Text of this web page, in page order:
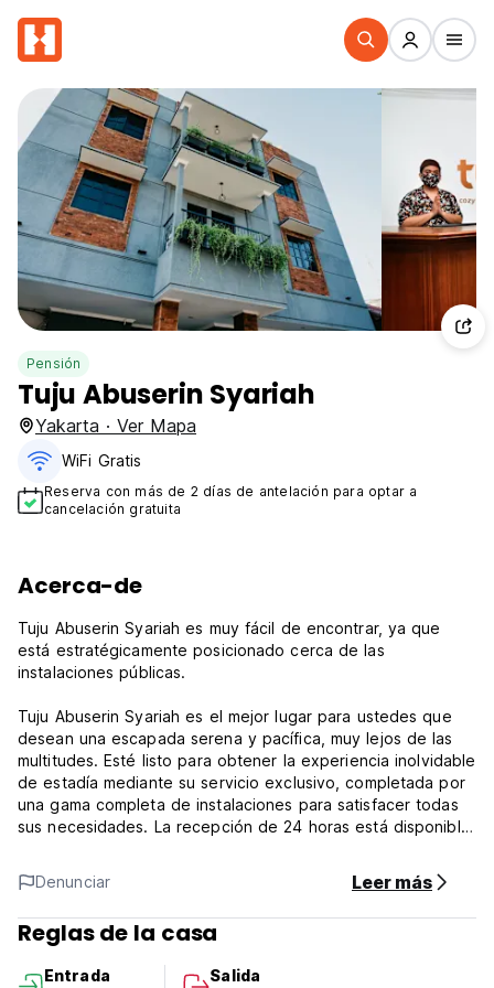
Pensión
Tuju Abuserin Syariah
Yakarta · Ver Mapa
WiFi Gratis
Reserva con más de 2 días de antelación para optar a
cancelación gratuita
Acerca-de
Tuju Abuserin Syariah es muy fácil de encontrar, ya que
está estratégicamente posicionado cerca de las
instalaciones públicas.
Tuju Abuserin Syariah es el mejor lugar para ustedes que
desean una escapada serena y pacífica, muy lejos de las
multitudes. Esté listo para obtener la experiencia inolvidable
de estadía mediante su servicio exclusivo, completada por
una gama completa de instalaciones para satisfacer todas
sus necesidades. La recepción de 24 horas está disponible
cualquier ayuda que necesite.
Si desea más, no dude en preguntarle a la recepción,
siempre estamos listos para acomodarlo.
Las camas adicionales dependen de la habitación que elija.
Denunciar Leer más
Reglas de la casa
Entrada
Salida